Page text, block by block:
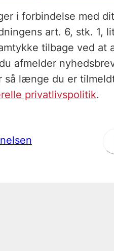
i forbindelse med
art. 6, stk. 1,
tilbage ved at
afmelder
så længe du er
privatlivspolitik.